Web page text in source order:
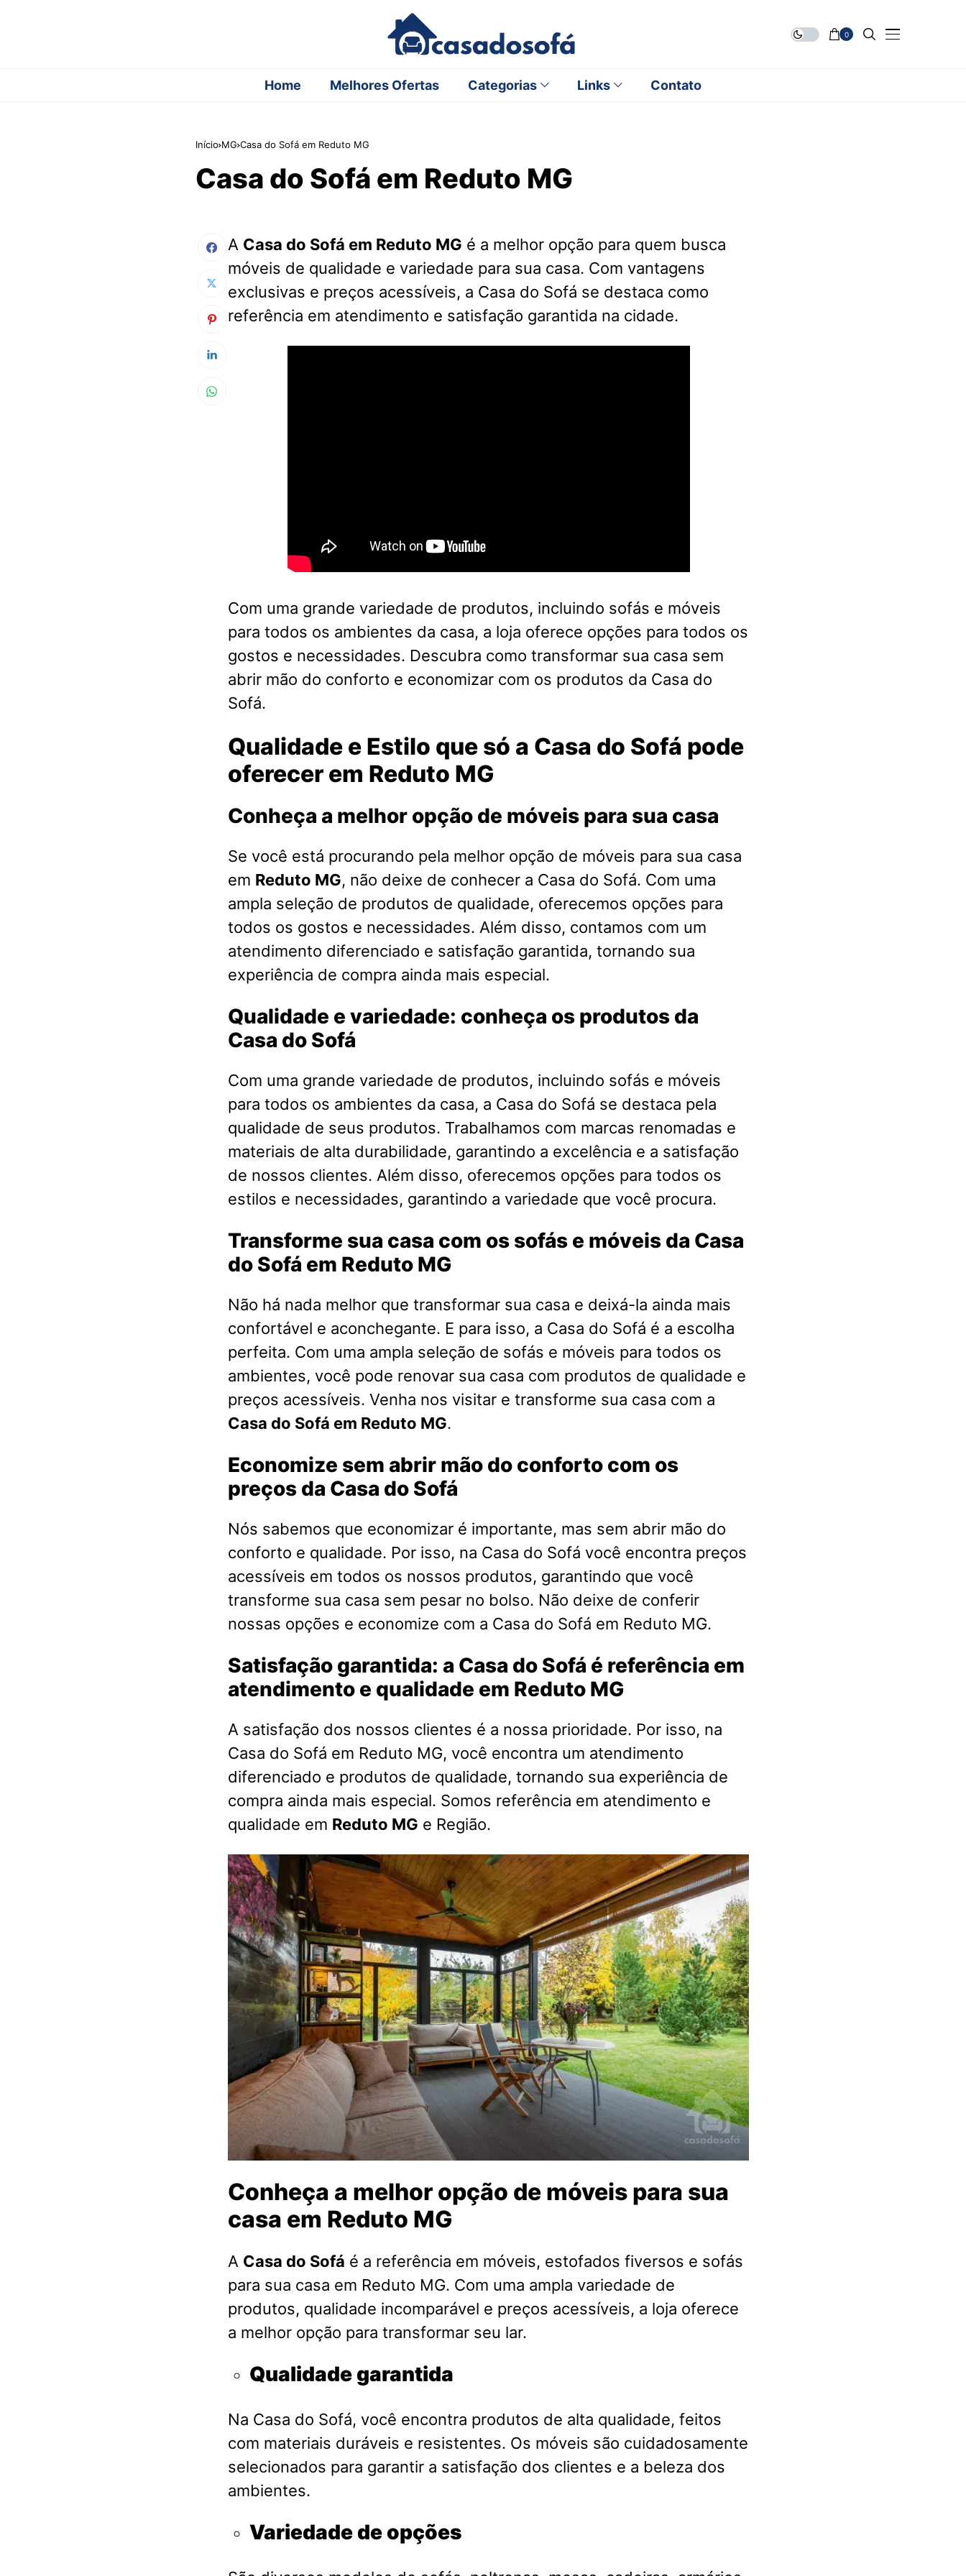
0
Home Melhores Ofertas Categorias Links Contato
Início MG Casa do Sofá em Reduto MG
Casa do Sofá em Reduto MG
A Casa do Sofá em Reduto MG é a melhor opção para quem busca
móveis de qualidade e variedade para sua casa. Com vantagens
exclusivas e preços acessíveis, a Casa do Sofá se destaca como
referência em atendimento e satisfação garantida na cidade.
Com uma grande variedade de produtos, incluindo sofás e móveis
para todos os ambientes da casa, a loja oferece opções para todos os
gostos e necessidades. Descubra como transformar sua casa sem
abrir mão do conforto e economizar com os produtos da Casa do
Sofá.
Qualidade e Estilo que só a Casa do Sofá pode
oferecer em Reduto MG
Conheça a melhor opção de móveis para sua casa
Se você está procurando pela melhor opção de móveis para sua casa
em Reduto MG, não deixe de conhecer a Casa do Sofá. Com uma
ampla seleção de produtos de qualidade, oferecemos opções para
todos os gostos e necessidades. Além disso, contamos com um
atendimento diferenciado e satisfação garantida, tornando sua
experiência de compra ainda mais especial.
Qualidade e variedade: conheça os produtos da
Casa do Sofá
Com uma grande variedade de produtos, incluindo sofás e móveis
para todos os ambientes da casa, a Casa do Sofá se destaca pela
qualidade de seus produtos. Trabalhamos com marcas renomadas e
materiais de alta durabilidade, garantindo a excelência e a satisfação
de nossos clientes. Além disso, oferecemos opções para todos os
estilos e necessidades, garantindo a variedade que você procura.
Transforme sua casa com os sofás e móveis da Casa
do Sofá em Reduto MG
Não há nada melhor que transformar sua casa e deixá-la ainda mais
confortável e aconchegante. E para isso, a Casa do Sofá é a escolha
perfeita. Com uma ampla seleção de sofás e móveis para todos os
ambientes, você pode renovar sua casa com produtos de qualidade e
preços acessíveis. Venha nos visitar e transforme sua casa com a
Casa do Sofá em Reduto MG.
Economize sem abrir mão do conforto com os
preços da Casa do Sofá
Nós sabemos que economizar é importante, mas sem abrir mão do
conforto e qualidade. Por isso, na Casa do Sofá você encontra preços
acessíveis em todos os nossos produtos, garantindo que você
transforme sua casa sem pesar no bolso. Não deixe de conferir
nossas opções e economize com a Casa do Sofá em Reduto MG.
Satisfação garantida: a Casa do Sofá é referência em
atendimento e qualidade em Reduto MG
A satisfação dos nossos clientes é a nossa prioridade. Por isso, na
Casa do Sofá em Reduto MG, você encontra um atendimento
diferenciado e produtos de qualidade, tornando sua experiência de
compra ainda mais especial. Somos referência em atendimento e
qualidade em Reduto MG e Região.
Conheça a melhor opção de móveis para sua
casa em Reduto MG
A Casa do Sofá é a referência em móveis, estofados fiversos e sofás
para sua casa em Reduto MG. Com uma ampla variedade de
produtos, qualidade incomparável e preços acessíveis, a loja oferece
a melhor opção para transformar seu lar.
Qualidade garantida
Na Casa do Sofá, você encontra produtos de alta qualidade, feitos
com materiais duráveis e resistentes. Os móveis são cuidadosamente
selecionados para garantir a satisfação dos clientes e a beleza dos
ambientes.
Variedade de opções